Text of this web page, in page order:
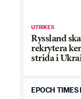
UTRIKES
Ryssland
rekrytera
strida i
EPOCH TIMES